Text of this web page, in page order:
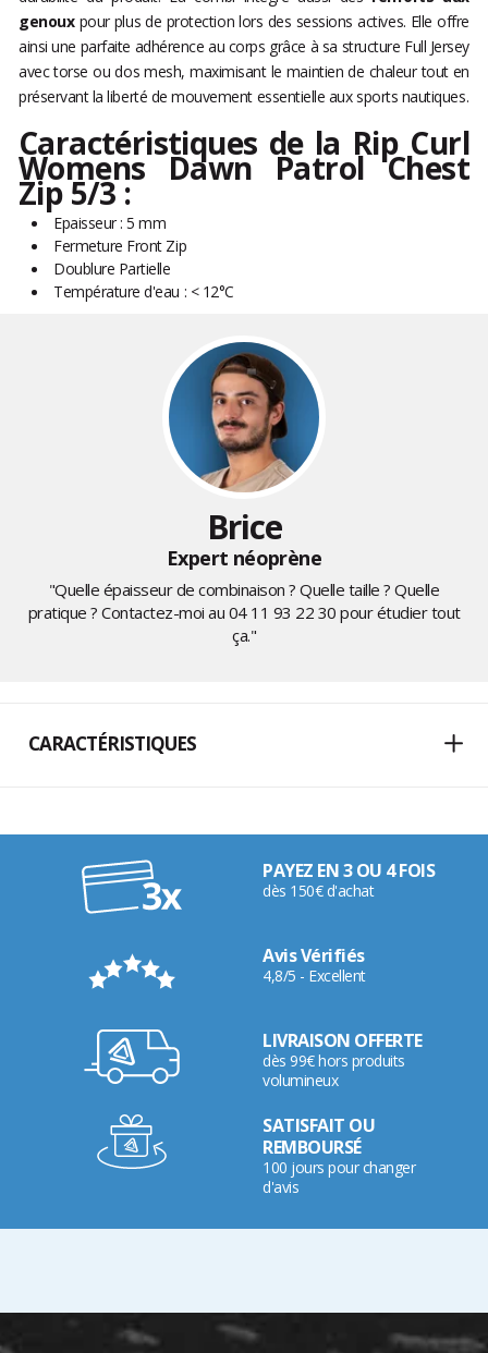
genouxpour plus de protection lors des sessions actives. Elle offre
ainsi une parfaite adhérence au corps grâce à sa structure Full Jersey
avec torse ou dos mesh, maximisant le maintien de chaleur tout en
préservant la liberté de mouvement essentielle aux sports nautiques.
Caractéristiques de la Rip Curl
Womens Dawn Patrol Chest
Zip 5/3 :
Epaisseur : 5 mm
Fermeture Front Zip
Doublure Partielle
Température d'eau : < 12°C
Brice
Expert néoprène
"Quelle épaisseur de combinaison ? Quelle taille ? Quelle
pratique ? Contactez-moi au 04 11 93 22 30 pour étudier tout
ça."
CARACTÉRISTIQUES
PAYEZ EN 3 OU 4 FOIS
dès 150€ d'achat
Avis Vérifiés
4,8/5 - Excellent
LIVRAISON OFFERTE
dès 99€ hors produits
volumineux
SATISFAIT OU
REMBOURSÉ
100 jours pour changer
d'avis